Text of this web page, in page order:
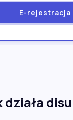
E-rejestracja
działa